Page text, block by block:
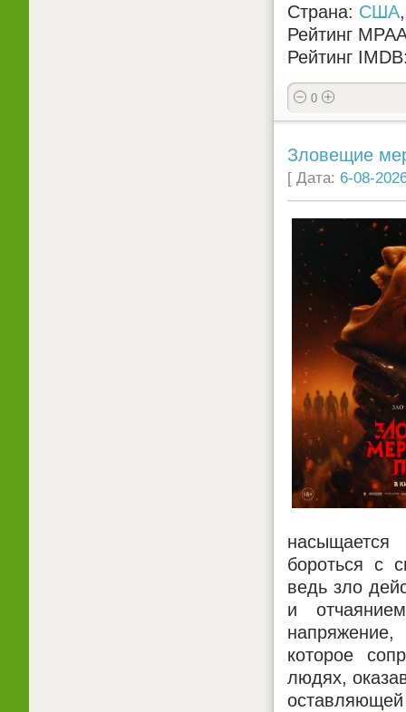
Страна: США
Рейтинг
Рейтинг
0
Зловещие
[ Дата: 6-08-
бороться с
ведь зло
и
напряжение,
которое
людях,
оставляющей